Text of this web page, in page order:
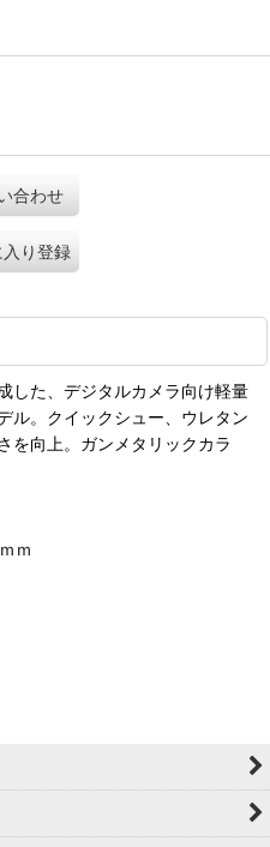
合わせ
入り登録
した、デジタルカメラ向け軽量
ル。クイックシュー、ウレタン
を向上。ガンメタリックカラ
ｍ